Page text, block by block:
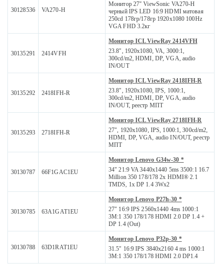
30128536 VA270-H
Монитор 27" ViewSonic VA270-H
черный IPS LED 16:9 HDMI матовая
250cd 178гр/178гр 1920x1080 100Hz
VGA FHD 3.2кг
30135291 2414VFH
Монитор ICL ViewRay 2414VFH
23.8", 1920x1080, VA, 3000:1,
300cd/m2, HDMI, DP, VGA, audio
IN/OUT
30135292 2418IFH-R
Монитор ICL ViewRay 2418IFH-R
23.8", 1920x1080, IPS, 1000:1,
300cd/m2, HDMI, DP, VGA, audio
IN/OUT, реестр МПТ
30135293 2718IFH-R
Монитор ICL ViewRay 2718IFH-R
27", 1920x1080, IPS, 1000:1, 300cd/m2,
HDMI, DP, VGA, audio IN/OUT, реестр
МПТ
30130787 66F1GAC1EU
Монитор Lenovo G34w-30 *
34" 21:9 VA 3440x1440 5ms 3500:1 16.7
Million 350 178/178 2x HDMI® 2.1
TMDS, 1x DP 1.4 3Wx2
30130785 63A1GAT1EU
Монитор Lenovo P27h-30 *
27" 16:9 IPS 2560x1440 4ms 1000:1
3M:1 350 178/178 HDMI 2.0 DP 1.4 +
DP 1.4 (Out)
30130788 63D1RAT1EU
Монитор Lenovo P32p-30 *
31.5" 16:9 IPS 3840x2160 4 ms 1000:1
3M:1 350 178/178 HDMI 2.0 DP1.4